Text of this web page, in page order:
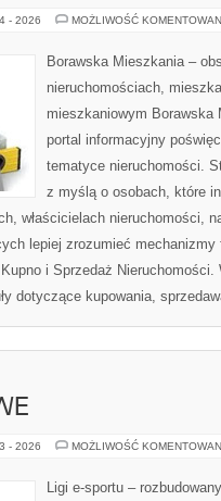
- 2026 MOŻLIWOŚĆ
Borawska Mieszkania –
nieruchomościach,
mieszkaniowym Borawska
portal informacyjny
tematyce nieruchomości.
z myślą o osobach, które
właścicielach nieruchomości,
lepiej zrozumieć mechanizmy
i Sprzedaż
dotyczące kupowania,
- 2026 MOŻLIWOŚĆ
Ligi e-sportu –